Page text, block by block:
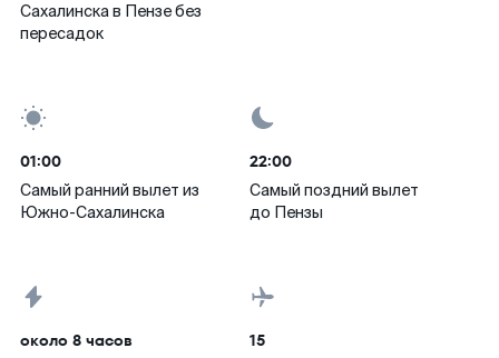
Сахалинска в Пензе без
пересадок
01:00
Самый ранний вылет из
Южно-Сахалинска
22:00
Самый поздний вылет
до Пензы
около 8 часов 15